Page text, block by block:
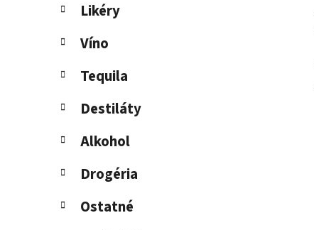
Likéry
Víno
Tequila
Destiláty
Alkohol
Drogéria
Ostatné